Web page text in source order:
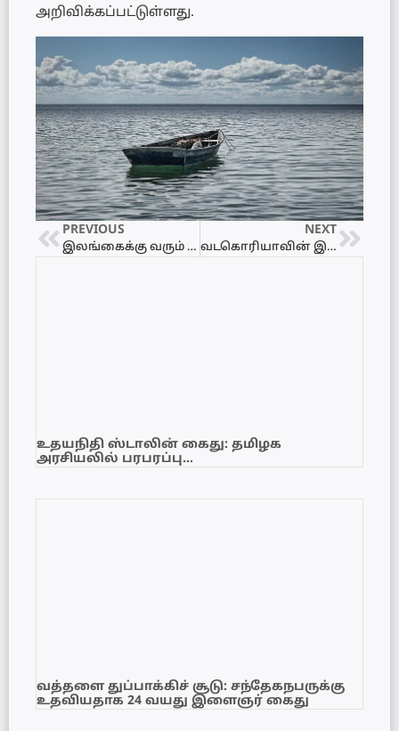
அறிவிக்கப்பட்டுள்ளது.
PREVIOUS
இலங்கைக்கு வரும் வெளிநாட்டவர்களுக்கான புதிய சுகாதார வழிகாட்டு நெறிகள்
NEXT
வடகொரியாவின் இரகசிய ஏவுகணைத் தளம் – அமெரிக்க நிபுணர்கள் அடையாளம் கண்டனர்
உதயநிதி ஸ்டாலின் கைது: தமிழக
அரசியலில் பரபரப்பு…
வத்தளை துப்பாக்கிச் சூடு: சந்தேகநபருக்கு
உதவியதாக 24 வயது இளைஞர் கைது